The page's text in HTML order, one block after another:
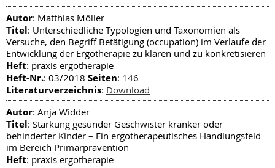
Autor: Matthias Möller
Titel: Unterschiedliche Typologien und Taxonomien als
Versuche, den Begriff Betätigung (occupation) im Verlaufe der
Entwicklung der Ergotherapie zu klären und zu konkretisieren
Heft: praxis ergotherapie
Heft-Nr.: 03/2018 Seiten: 146
Literaturverzeichnis: Download
Autor: Anja Widder
Titel: Stärkung gesunder Geschwister kranker oder
behinderter Kinder – Ein ergotherapeutisches Handlungsfeld
im Bereich Primärprävention
Heft: praxis ergotherapie